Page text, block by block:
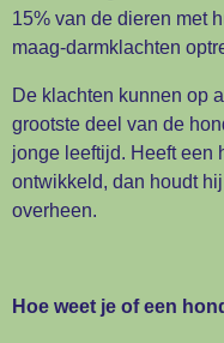
15% van de dieren met
maag-darmklachten
De klachten kunnen op
grootste deel van de
jonge leeftijd. Heeft een
ontwikkeld, dan houdt
overheen.
Hoe weet je of een